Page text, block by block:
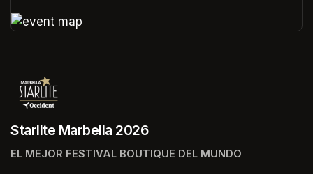
Starlite Marbella 2026
EL MEJOR FESTIVAL BOUTIQUE DEL MUNDO